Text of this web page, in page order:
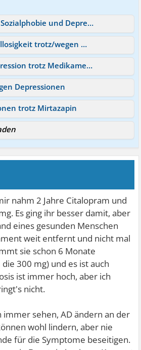
Abendschule trotz Sozialphobie und Depressionen
Anhaltende Gefühllosigkeit trotz/wegen Medikamenten?
Rückfall in die Depression trotz Medikamenten
Depressionen
trotz Mirtazapin
nahm 2 Jahre Citalopram und
Es ging ihr besser damit, aber
eines gesunden Menschen
weit entfernt und nicht mal
sie schon 6 Monate
300 mg) und es ist auch
ist immer hoch, aber ich
nicht.
immer sehen, AD ändern an der
wohl lindern, aber nie
für die Symptome beseitigen.